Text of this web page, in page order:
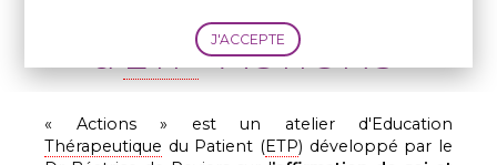
Formation à l'atelier
d'ETP"ACTIONS"
« Actions » est un atelier d'Education
Thérapeutique du Patient (ETP) développé par le